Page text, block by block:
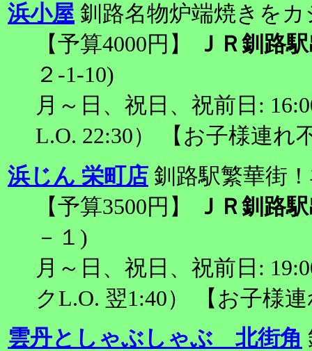
浜小屋 釧路名物炉端焼きを
【予算4000円】
ＪＲ釧路
２-1-10)
月～日、祝日、祝前日:
L.O. 22:30） 【お子様連れ
浜じん 栄町店 釧路駅繁華街
【予算3500円】
ＪＲ釧路
－１)
月～日、祝日、祝前日:
クL.O. 翌1:40） 【お子様
雲丹としゃぶしゃぶ 北街角